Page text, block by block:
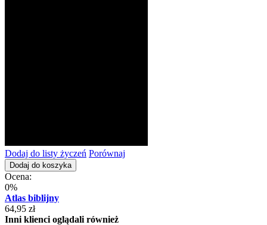
Dodaj do listy życzeń Porównaj
Dodaj do koszyka
Ocena:
0%
Atlas biblijny
64,95 zł
Inni klienci oglądali również